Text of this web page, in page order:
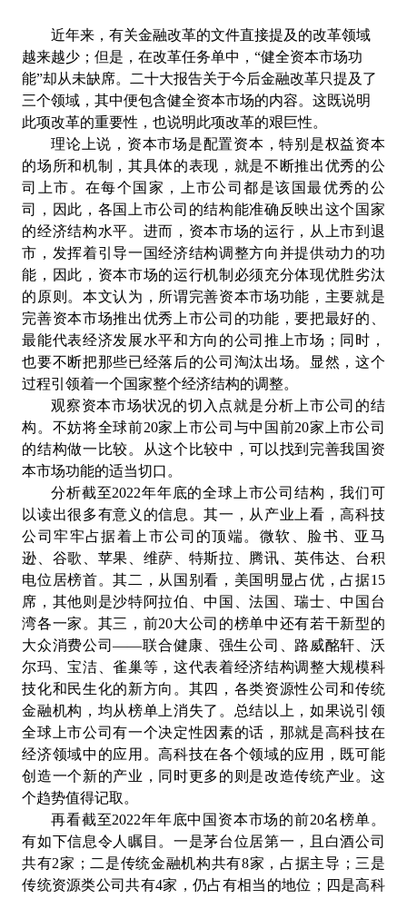
近年来，有关金融改革的文件直接提及的改革领域
越来越少；但是，在改革任务单中，“健全资本市场功
能”却从未缺席。二十大报告关于今后金融改革只提及了
三个领域，其中便包含健全资本市场的内容。这既说明
此项改革的重要性，也说明此项改革的艰巨性。
理论上说，资本市场是配置资本，特别是权益资本
的场所和机制，其具体的表现，就是不断推出优秀的公
司上市。在每个国家，上市公司都是该国最优秀的公
司，因此，各国上市公司的结构能准确反映出这个国家
的经济结构水平。进而，资本市场的运行，从上市到退
市，发挥着引导一国经济结构调整方向并提供动力的功
能，因此，资本市场的运行机制必须充分体现优胜劣汰
的原则。本文认为，所谓完善资本市场功能，主要就是
完善资本市场推出优秀上市公司的功能，要把最好的、
最能代表经济发展水平和方向的公司推上市场；同时，
也要不断把那些已经落后的公司淘汰出场。显然，这个
过程引领着一个国家整个经济结构的调整。
观察资本市场状况的切入点就是分析上市公司的结
构。不妨将全球前20家上市公司与中国前20家上市公司
的结构做一比较。从这个比较中，可以找到完善我国资
本市场功能的适当切口。
分析截至2022年年底的全球上市公司结构，我们可
以读出很多有意义的信息。其一，从产业上看，高科技
公司牢牢占据着上市公司的顶端。微软、脸书、亚马
逊、谷歌、苹果、维萨、特斯拉、腾讯、英伟达、台积
电位居榜首。其二，从国别看，美国明显占优，占据15
席，其他则是沙特阿拉伯、中国、法国、瑞士、中国台
湾各一家。其三，前20大公司的榜单中还有若干新型的
大众消费公司——联合健康、强生公司、路威酩轩、沃
尔玛、宝洁、雀巢等，这代表着经济结构调整大规模科
技化和民生化的新方向。其四，各类资源性公司和传统
金融机构，均从榜单上消失了。总结以上，如果说引领
全球上市公司有一个决定性因素的话，那就是高科技在
经济领域中的应用。高科技在各个领域的应用，既可能
创造一个新的产业，同时更多的则是改造传统产业。这
个趋势值得记取。
再看截至2022年年底中国资本市场的前20名榜单。
有如下信息令人瞩目。一是茅台位居第一，且白酒公司
共有2家；二是传统金融机构共有8家，占据主导；三是
传统资源类公司共有4家，仍占有相当的地位；四是高科